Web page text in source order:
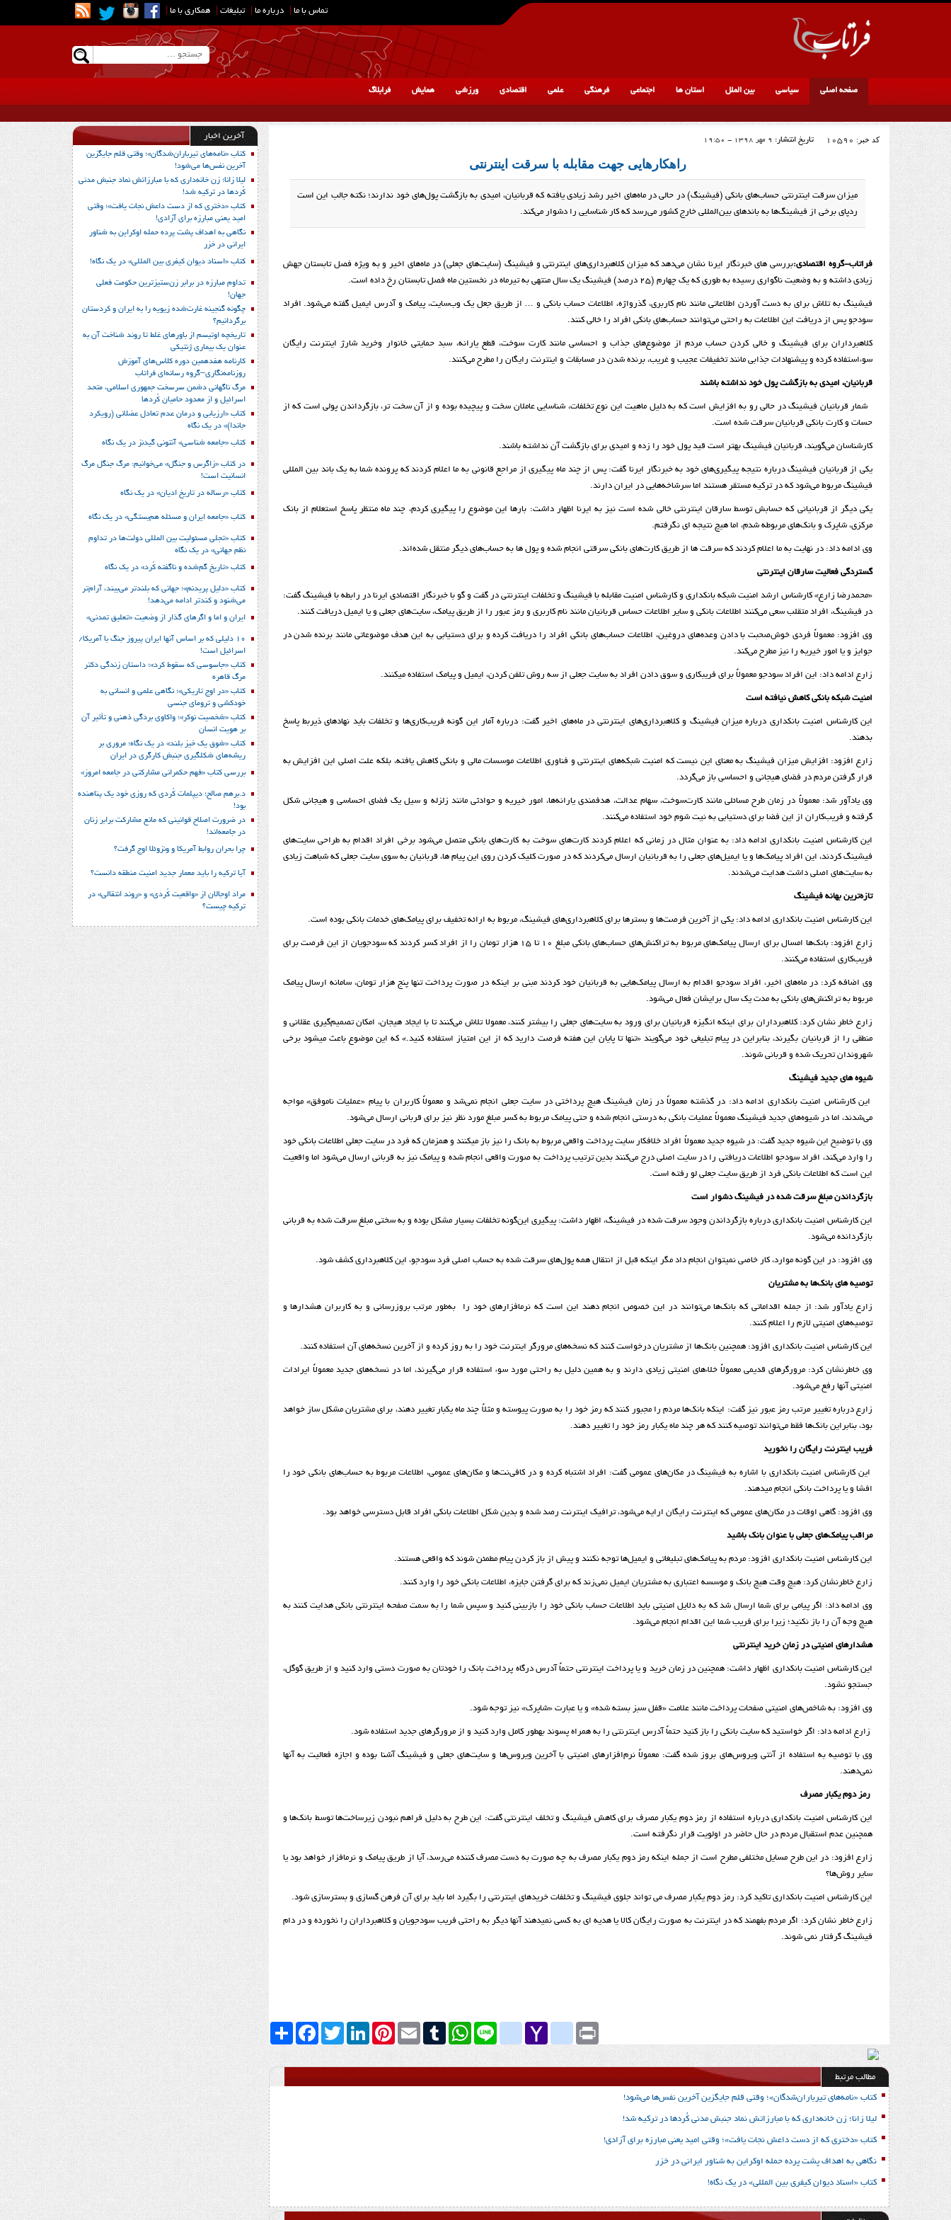
تماس با ما درباره ما تبلیغات همکاری با ما
صفحه اصلی سیاسی بین الملل استان ها اجتماعی فرهنگی علمی اقتصادی ورزشی همایش فرابلاگ
کد خبر: 10590 تاریخ انتشار: 9 مهر 1398 - 19:50
راهکارهایی جهت مقابله با سرقت اینترنتی
میزان سرقت اینترنتی حساب‌های بانکی (فیشینگ) در حالی در ماه‌های اخیر رشد زیادی یافته که قربانیان، امیدی به بازگشت پول‌های خود ندارند؛ نکته جالب این است
ردپای برخی از فیشینگ‌ها به باندهای بین‌المللی خارج کشور می‌رسد که کار شناسایی را دشوار می‌کند.
فراتاب-گروه اقتصادی:بررسی های خبرنگار ایرنا نشان می‌دهد که میزان کلاهبرداری‌های اینترنتی و فیشینگ (سایت‌های جعلی) در ماه‌های اخیر و به ویژه فصل تابستان جهش
زیادی داشته و به وضعیت ناگواری رسیده به طوری که یک چهارم (۲۵ درصد) فیشینگ یک سال منتهی به تیرماه در نخستین ماه فصل تابستان رخ داده است.
فیشینگ به تلاش برای به دست آوردن اطلاعاتی مانند نام کاربری، گذرواژه، اطلاعات حساب بانکی و … از طریق جعل یک وب‌سایت، پیامک و آدرس ایمیل گفته می‌شود. افراد
سودجو پس از دریافت این اطلاعات به راحتی می‌توانند حساب‌های بانکی افراد را خالی کنند.
کلاهبرداران برای فیشینگ و خالی کردن حساب مردم از موضوع‌های جذاب و احساسی مانند کارت سوخت، قطع یارانه، سبد حمایتی خانوار وخرید شارژ اینترنت رایگان
سوءاستفاده کرده و پیشنهادات جذابی مانند تخفیفات عجیب و غریب، برنده شدن در مسابقات و اینترنت رایگان را مطرح می‌کنند.
قربانیان، امیدی به بازگشت پول خود نداشته باشند
شمار قربانیان فیشینگ در حالی رو به افزایش است که به دلیل ماهیت این نوع تخلفات، شناسایی عاملان سخت و پیچیده بوده و از آن سخت تر، بازگرداندن پولی است که از
حسات و کارت بانکی قربانیان سرقت شده است.
کارشناسان می‌گویند، قربانیان فیشینگ بهتر است قید پول خود را زده و امیدی برای بازگشت آن نداشته باشند.
یکی از قربانیان فیشینگ درباره نتیجه پیگیری‌های خود به خبرنگار ایرنا گفت: پس از چند ماه پیگیری از مراجع قانونی به ما اعلام کردند که پرونده شما به یک باند بین المللی
فیشینگ مربوط می‌شود که در ترکیه مستقر هستند اما سرشاخه‌هایی در ایران دارند.
یکی دیگر از قربانیانی که حسابش توسط سارقان اینترنتی خالی شده است نیز به ایرنا اظهار داشت: بارها این موضوع را پیگیری کردم، چند ماه منتظر پاسخ استعلام از بانک
مرکزی، شاپرک و بانک‌های مربوطه شدم، اما هیچ نتیجه ای نگرفتم.
وی ادامه داد: در نهایت به ما اعلام کردند که سرقت ها از طریق کارت‌های بانکی سرقتی انجام شده و پول ها به حساب‌های دیگر منتقل شده‌اند.
گستردگی فعالیت سارقان اینترنتی
«محمدرضا زارع» کارشناس ارشد امنیت شبکه بانکداری و کارشناس امنیت مقابله با فیشینگ و تخلفات اینترنتی در گفت و گو با خبرنگار اقتصادی ایرنا در رابطه با فیشینگ گفت:
در فیشینگ، افراد متقلب سعی می‌کنند اطلاعات بانکی و سایر اطلاعات حساس قربانیان مانند نام کاربری و رمز عبور را از طریق پیامک، سایت‌های جعلی و یا ایمیل دریافت کنند.
وی افزود: معمولاً فردی خوش‌صحبت با دادن وعده‌های دروغین، اطلاعات حساب‌های بانکی افراد را دریافت کرده و برای دستیابی به این هدف موضوعاتی مانند برنده شدن در
جوایز و یا امور خیریه را نیز مطرح می‌کند.
زارع ادامه داد: این افراد سودجو معمولاً برای فریب­کاری و سوق دادن افراد به سایت جعلی از سه روش تلفن کردن، ایمیل و پیامک استفاده می­کنند.
امنیت شبکه بانکی کاهش نیافته است
این کارشناس امنیت بانکداری درباره میزان فیشینگ و کلاهبرداری‌های اینترنتی در ماه‌های اخیر گفت: درباره آمار این گونه فریب‌کاری‌ها و تخلفات باید نهادهای ذیربط پاسخ
بدهند.
زارع افزود: افزایش میزان فیشینگ به معنای این نیست که امنیت شبکه‌های اینترنتی و فناوری اطلاعات موسسات مالی و بانکی کاهش یافته، بلکه علت اصلی این افزایش به
قرار گرفتن مردم در فضای هیجانی و احساسی باز می‌گردد.
وی یادآور شد: معمولاً در زمان طرح مسائلی مانند کارت‌سوخت، سهام عدالت، هدفمندی یارانه‌ها، امور خیریه و حوادثی مانند زلزله و سیل یک فضای احساسی و هیجانی شکل
گرفته و فریب‌کاران از این فضا برای دستیابی به نیت شوم خود استفاده می‌کنند.
این کارشناس امنیت بانکداری ادامه داد: به‌ عنوان مثال در زمانی که اعلام کردند کارت‌های سوخت به کارت‌های بانکی متصل می‌شود برخی افراد اقدام به طراحی سایت‌های
فیشینگ کردند، این افراد پیامک‌ها و یا ایمیل‌های جعلی را به قربانیان ارسال می‌کردند که در صورت کلیک کردن روی این پیام ها، قربانیان به سوی سایت جعلی که شباهت زیادی
به سایت‌های اصلی داشت هدایت می‌شدند.
تازه‌ترین بهانه فیشینگ
این کارشناس امنیت بانکداری ادامه داد: یکی از آخرین فرصت‌ها و بسترها برای کلاهبرداری‌های فیشینگ، مربوط به ارائه تخفیف برای پیامک‌های خدمات بانکی بوده است.
زارع افزود: بانک‌ها امسال برای ارسال پیامک‌های مربوط به تراکنش‌های حساب‌های بانکی مبلغ ۱۰ تا ۱۵ هزار تومان را از افراد کسر کردند که سودجویان از این فرصت برای
فریب‌کاری استفاده می‌کنند.
وی اضافه کرد: در ماه‌های اخیر، افراد سودجو اقدام به ارسال پیامک‌هایی به قربانیان خود کردند مبنی بر اینکه در صورت پرداخت تنها پنج هزار تومان، سامانه ارسال پیامک
مربوط به تراکنش‌های بانکی به مدت یک سال برایشان فعال می‌شود.
زارع خاطر نشان کرد: کلاهبرداران برای اینکه انگیزه قربانیان برای ورود به سایت‌های جعلی را بیشتر کنند، معمولا تلاش می‌کنند تا با ایجاد هیجان، امکان تصمیم‌گیری عقلانی و
منطقی را از قربانیان بگیرند، بنابراین در پیام تبلیغی خود می‌گویند «تنها تا پایان این هفته فرصت دارید که از این امتیاز استفاده کنید.» که این موضوع باعث می­شود برخی
شهروندان تحریک شده و قربانی شوند.
شیوه ­های جدید فیشینگ
این کارشناس امنیت بانکداری ادامه داد: در گذشته معمولاً در زمان فیشینگ هیچ پرداختی در سایت جعلی انجام نمی‌شد و معمولاً کاربران با پیام «عملیات ناموفق» مواجه
می‌شدند، اما در شیوه‌های جدید فیشینگ معمولاً عملیات بانکی به درستی انجام شده و حتی پیامک مربوط به کسر مبلغ مورد نظر نیز برای قربانی ارسال می‌شود.
وی با توضیح این شیوه جدید گفت: در شیوه جدید معمولاً افراد خلافکار سایت پرداخت واقعی مربوط به بانک را نیز باز می­کنند و هم­زمان که فرد در سایت جعلی اطلاعات بانکی خود
را وارد می‌کند، افراد سودجو اطلاعات دریافتی را در سایت اصلی درج می‌کنند بدین ترتیب پرداخت به صورت واقعی انجام شده و پیامک نیز به قربانی ارسال می‌شود اما واقعیت
این است که اطلاعات بانکی فرد از طریق سایت جعلی لو رفته است.
بازگرداندن مبلغ سرقت شده در فیشینگ دشوار است
این کارشناس امنیت بانکداری درباره بازگرداندن وجود سرقت شده در فیشینگ، اظهار داشت: پیگیری این‌گونه تخلفات بسیار مشکل بوده و به سختی مبلغ سرقت شده به قربانی
بازگردانده می‌شود.
وی افزود: در این گونه موارد، کار خاصی نمی­توان انجام داد مگر اینکه قبل از انتقال همه پول‌های سرقت شده به حساب اصلی فرد سودجو، این کلاهبرداری کشف شود.
توصیه های بانک‌ها به مشتریان
زارع یادآور شد: از جمله اقداماتی که بانک‌ها می‌توانند در این خصوص انجام دهند این است که نرم­افزارهای خود را به‌طور مرتب بروزرسانی و به کاربران هشدارها و
توصیه‌های امنیتی لازم را اعلام کنند.
این کارشناس امنیت بانکداری افزود: همچنین بانک‌ها از مشتریان درخواست ‌کنند که نسخه‌های مرورگر اینترنت خود را به روز کرده و از آخرین نسخه‌های آن استفاده کنند.
وی خاطرنشان کرد: مرورگرهای قدیمی معمولاً خلاءهای امنیتی زیادی دارند و به همین دلیل به راحتی مورد سوء استفاده قرار می‌گیرند، اما در نسخه‌های جدید معمولاً ایرادات
امنیتی آنها رفع می‌شود.
زارع درباره تغییر مرتب رمز عبور نیز گفت: اینکه بانک‌ها مردم را مجبور کنند که رمز خود را به صورت پیوسته و مثلاً چند ماه یکبار تغییر دهند، برای مشتریان مشکل ساز خواهد
بود، بنابراین بانک‌ها فقط می‌توانند توصیه کنند که هر چند ماه یکبار رمز خود را تغییر دهند.
فریب اینترنت­ رایگان را نخورید
این کارشناس امنیت بانکداری با اشاره به فیشینگ در مکان‌های عمومی گفت: افراد اشتباه کرده و در کافی‌نت‌ها و مکان‌های عمومی، اطلاعات مربوط به حساب‌های بانکی خود را
افشا و یا پرداخت بانکی انجام می­دهند.
وی افزود: گاهی اوقات در مکان‌های عمومی که اینترنت رایگان ارایه می‌شود، ترافیک اینترنت رصد شده و بدین شکل اطلاعات بانکی افراد قابل دسترسی خواهد بود.
مراقب پیامک‌های جعلی با عنوان بانک باشید
این کارشناس امنیت بانکداری افزود: مردم به پیامک‌های تبلیغاتی و ایمیل‌ها توجه نکنند و پیش از باز کردن پیام مطمئن شوند که واقعی هستند.
زارع خاطرنشان کرد: هیچ وقت هیچ بانک و موسسه اعتباری به مشتریان ایمیل نمی‌زند که برای گرفتن جایزه، اطلاعات بانکی خود را وارد کنند.
وی ادامه داد: اگر پیامی برای شما ارسال شد که به دلایل امنیتی باید اطلاعات حساب بانکی خود را بازبینی کنید و سپس شما را به سمت صفحه اینترنتی بانکی هدایت کنند به
هیچ وجه آن را باز نکنید؛ زیرا برای فریب شما این اقدام انجام می‌شود.
هشدارهای امنیتی در زمان خرید اینترنتی
این کارشناس امنیت بانکداری اظهار داشت: همچنین در زمان خرید و یا پرداخت اینترنتی حتماً آدرس درگاه پرداخت بانک را خودتان به صورت دستی وارد کنید و از طریق گوگل،
جستجو نشود.
وی افزود: به شاخص‌های امنیتی صفحات پرداخت مانند علامت «قفل سبز بسته شده» و یا عبارت «شاپرک» نیز توجه شود.
زارع ادامه داد: اگر خواستید که سایت بانکی را باز کنید حتماً آدرس اینترنتی را به همراه پسوند به­طور کامل وارد کنید و از مرورگرهای جدید استفاده شود.
وی با توصیه به استفاده از آنتی ویروس‌های بروز شده گفت: معمولاً نرم‌افزارهای امنیتی با آخرین ویروس‌ها و سایت‌های جعلی و فیشینگ آشنا بوده و اجازه فعالیت به آنها
نمی‌دهند.
رمز دوم یکبار مصرف
این کارشناس امنیت بانکداری درباره استفاده از رمز دوم یکبار مصرف برای کاهش فیشینگ و تخلف اینترنتی گفت: این طرح به دلیل فراهم نبودن زیرساخت‌ها توسط بانک‌ها و
همچنین عدم استقبال مردم در حال حاضر در اولویت قرار نگرفته است.
زارع افزود: در این طرح مسایل مختلفی مطرح است از جمله اینکه رمز دوم یکبار مصرف به چه صورت به دست مصرف کننده می‌رسد، آیا از طریق پیامک و نرم­افزار خواهد بود یا
سایر روش‌ها؟
این کارشناس امنیت بانکداری تاکید کرد: رمز دوم یکبار مصرف می ­تواند جلوی فیشینگ و تخلفات خریدهای اینترنتی را بگیرد اما باید برای آن فرهن گ­سازی و بسترسازی شود.
زارع خاطر نشان کرد: اگر مردم بفهمند که در اینترنت به ­صورت رایگان کالا یا هدیه ­ای به کسی نمی­دهند آنها دیگر به راحتی فریب سودجویان و کلاهبرداران را نخورده و در دام
فیشینگ گرفتار نمی ­شوند.
اشتراکFacebook TwitterLinkedInPinterest Email TumblrWhatsApp Line
google_bookmarks
Yahoo
yahoo_messenger Print
مطالب مرتبط
کتاب «نامه‌های تیرباران‌شدگان»؛ وقتی قلم جایگزین آخرین نفس‌ها می‌شود!
لیلا زانا؛ زن خانه‌داری که با مبارزاتش نماد جنبش مدنی کُردها در ترکیه شد!
کتاب «دختری که از دست داعش نجات یافت»؛ وقتی امید یعنی مبارزه برای آزادی!
نگاهی به اهداف پشت پرده حمله اوکراین به شناور ایرانی در خزر
کتاب «اسناد دیوان کیفری بین المللی» در یک نگاه!
آخرین اخبار
کتاب «نامه‌های تیرباران‌شدگان»؛ وقتی قلم جایگزین
آخرین نفس‌ها می‌شود!
لیلا زانا؛ زن خانه‌داری که با مبارزاتش نماد جنبش مدنی
کُردها در ترکیه شد!
کتاب «دختری که از دست داعش نجات یافت»؛ وقتی
امید یعنی مبارزه برای آزادی!
نگاهی به اهداف پشت پرده حمله اوکراین به شناور
ایرانی در خزر
کتاب «اسناد دیوان کیفری بین المللی» در یک نگاه!
تداوم مبارزه در برابر زن‌ستیزترین حکومت فعلی
جهان!
چگونه گنجینه غارت‌شده زیویه را به ایران و کردستان
برگردانیم؟
تاریخچه اوتیسم از باورهای غلط تا روند شناخت آن به
عنوان یک بیماری ژنتیکی
کارنامه هفدهمین دوره کلاس‌های آموزش
روزنامه‌نگاری–گروه رسانه‌ای فراتاب
مرگ ناگهانی دشمن سرسخت جمهوری اسلامی، متحد
اسرائیل و از معدود حامیان کُردها
کتاب «ارزیابی و درمان عدم تعادل عضلانی (رویکرد
جاندا)» در یک نگاه
کتاب «جامعه شناسی» آنتونی گیدنز در یک نگاه
در کتاب «زاگرس و جنگل» می‌خوانیم: مرگ جنگل مرگ
انسانیت است!
کتاب «رساله در تاریخ ادیان» در یک نگاه
کتاب «جامعه ایران و مسئله هم‌بستگی» در یک نگاه
کتاب «تجلی مسئولیت بین المللی دولت‌ها در تداوم
نظم جهانی» در یک نگاه
کتاب «تاریخ گم‌شده و ناگفته کُرد» در یک نگاه
کتاب «دلیل پریدنم»؛ جهانی که بلندتر می‌بیند، آرام‌تر
می‌شنود و کندتر ادامه می‌دهد!
ایران و اما و اگرهای گذار از وضعیت «تعلیق تمدنی»
10 دلیلی که بر اساس آنها ایران پیروز جنگ با آمریکا/
اسرائیل است!
کتاب «جاسوسی که سقوط کرد»؛ داستان زندگی دکتر
مرگ قاهره
کتاب «در اوج تاریکی»؛ نگاهی علمی و انسانی به
خودکشی و ترومای جنسی
کتاب «شخصیت نوکر»؛ واکاوی بردگی ذهنی و تأثیر آن
بر هویت انسان
کتاب «شوق یک خیز بلند» در یک نگاه؛ مروری بر
ریشه‌های شکل‎گیری جنبش کارگری در ایران
بررسی کتاب «فهم حکمرانی مشارکتی در جامعه امروز»
د.برهم صالح؛ دیپلمات کُردی که روزی خود یک پناهنده
بود!
در ضرورت اصلاح قوانینی که مانع مشارکت برابر زنان
در جامعه‌اند!
چرا بحران روابط آمریکا و ونزوئلا اوج گرفت؟
آیا ترکیه را باید معمار جدید امنیت منطقه دانست؟
مراد اوجالان از «واقعیت کُردی» و «روند انتقالی» در
ترکیه چیست؟